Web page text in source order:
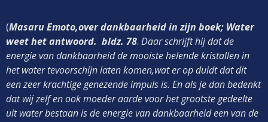
(Masaru Emoto,over dankbaarheid in zijn boek; Water
weet het antwoord. bldz. 78. Daar schrijft hij dat de
energie van dankbaarheid de mooiste helende kristallen in
het water tevoorschijn laten komen,wat er op duidt dat dit
een zeer krachtige genezende impuls is. En als je dan bedenkt
dat wij zelf en ook moeder aarde voor het grootste gedeelte
uit water bestaan is de energie van dankbaarheid een van de